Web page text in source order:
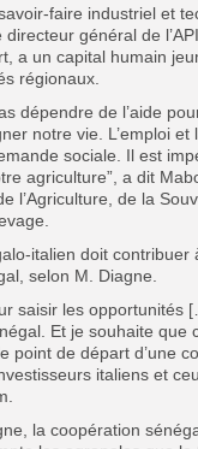
faire industriel et
général de
a un capital humain
régionaux.
dépendre de l’aide
notre vie. L’emploi et
sociale. Il est
agriculture”, a dit
l’Agriculture, de la
italien doit contribuer
selon M. Diagne.
saisir les opportunités
Et je souhaite que
point de départ d’une
italiens et
la coopération